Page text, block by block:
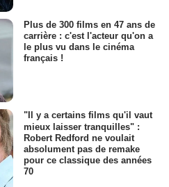
Plus de 300 films en 47 ans de
carrière : c'est l'acteur qu'on a
le plus vu dans le cinéma
français !
"Il y a certains films qu'il vaut
mieux laisser tranquilles" :
Robert Redford ne voulait
absolument pas de remake
pour ce classique des années
70